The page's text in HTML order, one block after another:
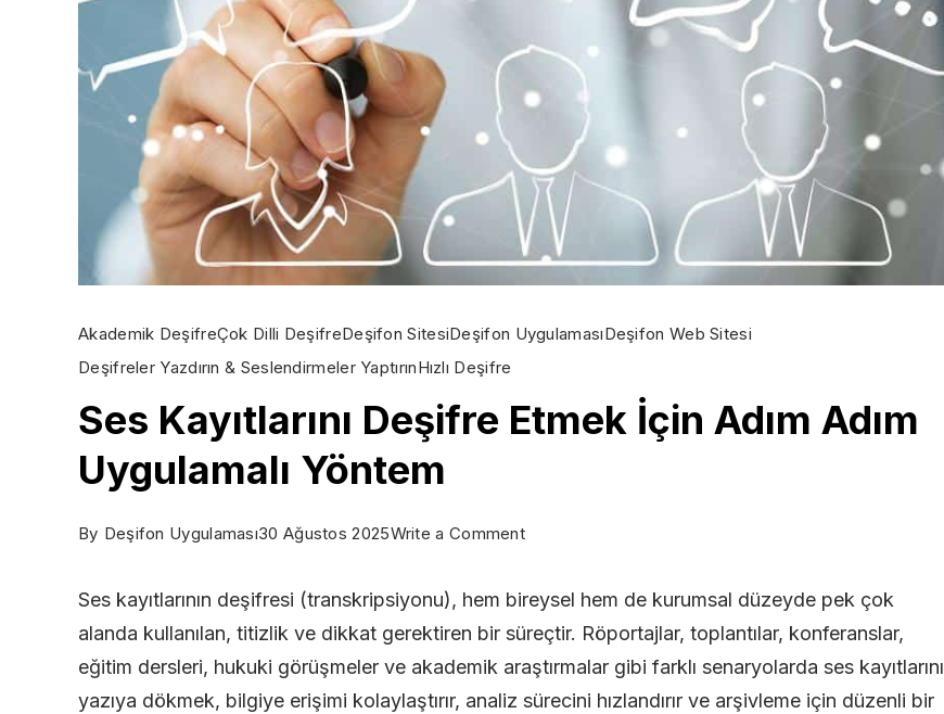
Akademik DeşifreÇok Dilli DeşifreDeşifon SitesiDeşifon UygulamasıDeşifon Web Sitesi
Deşifreler Yazdırın & Seslendirmeler YaptırınHızlı Deşifre
Ses Kayıtlarını Deşifre Etmek İçin Adım Adım
Uygulamalı Yöntem
By Deşifon Uygulaması30 Ağustos 2025Write a Commenton
Kayıtlarını
Deşifre
Etmek
İçin
Ses kayıtlarının deşifresi (transkripsiyonu), hem bireysel hem de kurumsal düzeyde pek çok
alanda kullanılan, titizlik ve dikkat gerektiren bir süreçtir. Röportajlar, toplantılar, konferanslar,
eğitim dersleri, hukuki görüşmeler ve akademik araştırmalar gibi farklı senaryolarda ses kayıtlarını
yazıya dökmek, bilgiye erişimi kolaylaştırır, analiz sürecini hızlandırır ve arşivleme için düzenli bir